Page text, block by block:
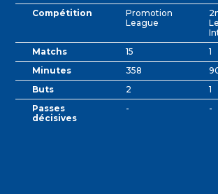
Compétition
Promotion
League
Matchs 15 1
Minutes
358
Buts
2 1
Passes
décisives
- -